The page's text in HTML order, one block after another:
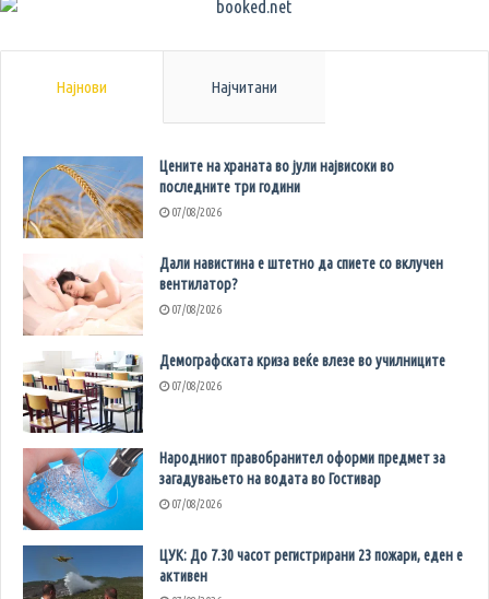
Најнови Најчитани
Цените на храната во јули највисоки во
последните три години
07/08/2026
Дали навистина е штетно да спиете со вклучен
вентилатор?
07/08/2026
Демографската криза веќе влезе во училниците
07/08/2026
Народниот правобранител оформи предмет за
загадувањето на водата во Гостивар
07/08/2026
ЦУК: До 7.30 часот регистрирани 23 пожари, еден е
активен